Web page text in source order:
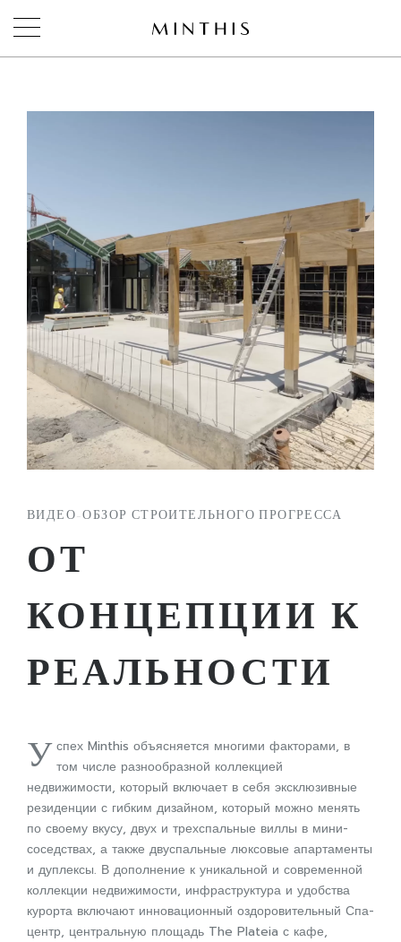
ВИДЕО-ОБЗОР СТРОИТЕЛЬНОГО ПРОГРЕССА
ОТ
КОНЦЕПЦИИ К
РЕАЛЬНОСТИ
У спех Minthis объясняется многими факторами, в
том числе разнообразной коллекцией
недвижимости, который включает в себя эксклюзивные
резиденции с гибким дизайном, который можно менять
по своему вкусу, двух и трехспальные виллы в мини-
соседствах, а также двуспальные люксовые апартаменты
и дуплексы. В дополнение к уникальной и современной
коллекции недвижимости, инфраструктура и удобства
курорта включают инновационный оздоровительный Спа-
центр, центральную площадь The Plateia с кафе,